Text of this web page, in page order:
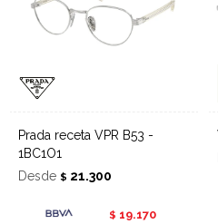
Prada receta VPR B53 -
1BC1O1
Desde $ 21.300
$ 19.170